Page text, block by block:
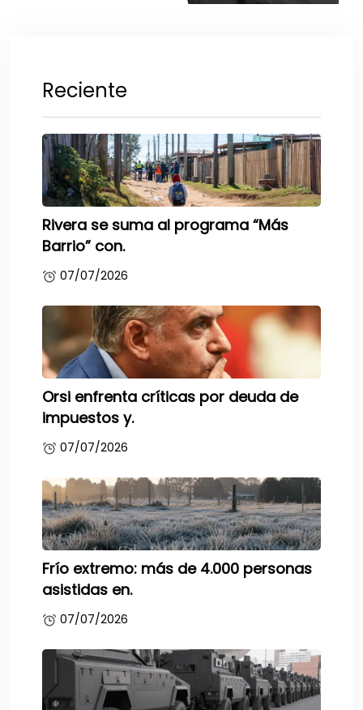
Reciente
Rivera se suma al programa “Más
Barrio” con.
07/07/2026
Orsi enfrenta críticas por deuda de
impuestos y.
07/07/2026
Frío extremo: más de 4.000 personas
asistidas en.
07/07/2026